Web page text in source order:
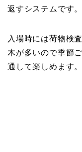
返すシステムです。
入場時には荷物検
木が多いので季節
通して楽しめます。